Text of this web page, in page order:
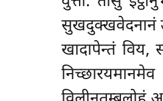
सुखदुक्खवेदनानं
खादापेन्तं विय,